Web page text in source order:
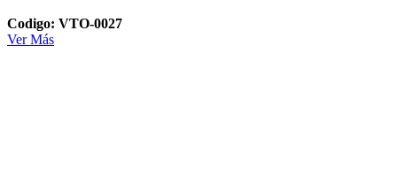
Codigo: VTO-0027
Ver Más